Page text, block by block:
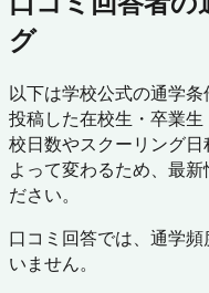
グ
以下は学校公式の通学
投稿した在校生・卒業
校日数やスクーリング
よって変わるため、最
ださい。
口コミ回答では、通学
いません。